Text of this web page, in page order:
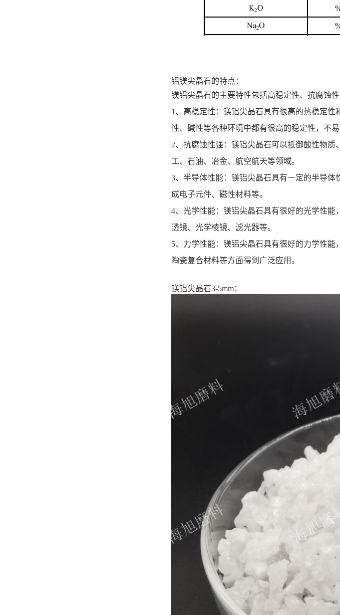
铝镁尖晶石的特点：
镁铝尖晶石的主要特性包括高稳定性、抗腐蚀
‌1、高稳定性‌：镁铝尖晶石具有很高的热稳定
性、碱性等各种环境中都有很高的稳定性，不易
‌2、抗腐蚀性强‌：镁铝尖晶石可以抵御酸性物
工、石油、冶金、航空航天等领域‌。
‌3、半导体性能‌：镁铝尖晶石具有一定的半导
成电子元件、磁性材料等‌。
‌4、光学性能‌：镁铝尖晶石具有很好的光学性
透镜、光学棱镜、滤光器等‌。
‌5、力学性能‌：镁铝尖晶石具有很好的力学性
陶瓷复合材料等方面得到广泛应用‌。
镁铝尖晶石3-5mm：